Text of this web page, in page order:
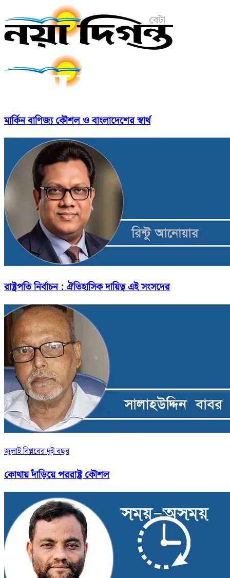
মার্কিন বাণিজ্য কৌশল ও বাংলাদেশের স্বার্থ
রাষ্ট্রপতি নির্বাচন : ঐতিহাসিক দায়িত্ব এই সংসদের
জুলাই বিপ্লবের দুই বছর
কোথায় দাঁড়িয়ে পররাষ্ট্র কৌশল